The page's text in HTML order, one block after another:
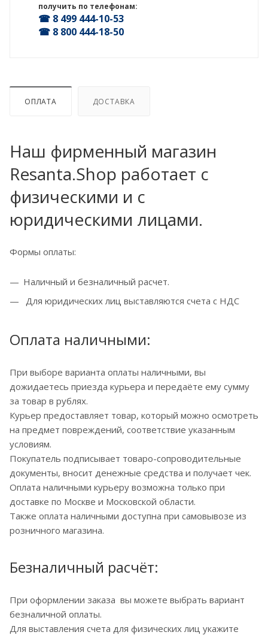
получить по телефонам:
☎ 8 499 444-10-53
☎ 8 800 444-18-50
ОПЛАТА ДОСТАВКА
Наш фирменный магазин
Resanta.Shop работает с
физическими и с
юридическими лицами.
Формы оплаты:
Наличный и безналичный расчет.
Для юридических лиц выставляются счета с НДС
Оплата наличными:
При выборе варианта оплаты наличными, вы
дожидаетесь приезда курьера и передаёте ему сумму
за товар в рублях.
Курьер предоставляет товар, который можно осмотреть
на предмет повреждений, соответствие указанным
условиям.
Покупатель подписывает товаро-сопроводительные
документы, вносит денежные средства и получает чек.
Оплата наличными курьеру возможна только при
доставке по Москве и Московской области.
Также оплата наличными доступна при самовывозе из
розничного магазина.
Безналичный расчёт:
При оформлении заказа вы можете выбрать вариант
безналичной оплаты.
Для выставления счета для физических лиц укажите